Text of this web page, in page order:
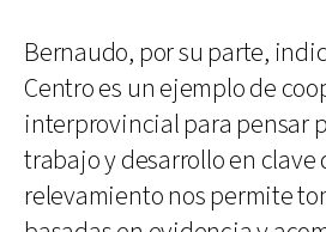
Bernaudo, por su parte,
Centro es un ejemplo de
interprovincial para pensar
trabajo y desarrollo en clave
relevamiento nos permite